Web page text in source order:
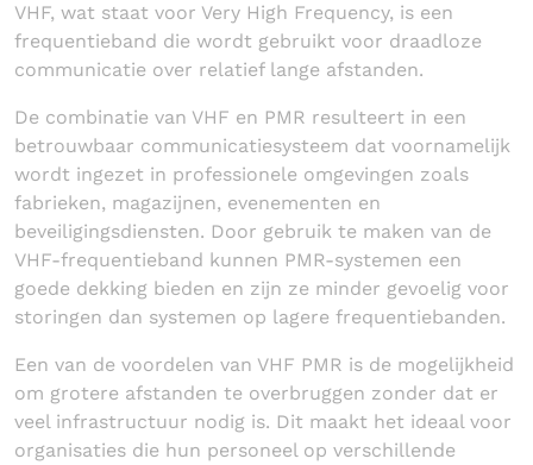
VHF, wat staat voor Very High Frequency, is een
frequentieband die wordt gebruikt voor draadloze
communicatie over relatief lange afstanden.
De combinatie van VHF en PMR resulteert in een
betrouwbaar communicatiesysteem dat voornamelijk
wordt ingezet in professionele omgevingen zoals
fabrieken, magazijnen, evenementen en
beveiligingsdiensten. Door gebruik te maken van de
VHF-frequentieband kunnen PMR-systemen een
goede dekking bieden en zijn ze minder gevoelig voor
storingen dan systemen op lagere frequentiebanden.
Een van de voordelen van VHF PMR is de mogelijkheid
om grotere afstanden te overbruggen zonder dat er
veel infrastructuur nodig is. Dit maakt het ideaal voor
organisaties die hun personeel op verschillende